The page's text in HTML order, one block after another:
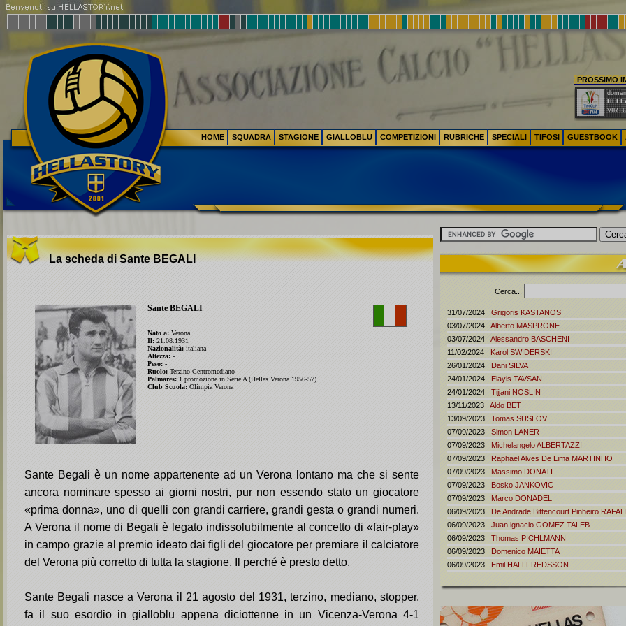
PROSSIMO
La scheda di SanteBEGALI
Sante BEGALI
Nato a: Verona
Il: 21.08.1931
Nazionalità: italiana
Altezza: -
Peso: -
Ruolo: Terzino-Centromediano
Palmares: 1 promozione in Serie A (Hellas Verona 1956-57)
Club Scuola: Olimpia Verona
Sante Begali è un nome appartenente ad un Verona lontano ma che si sente
ancora nominare spesso ai giorni nostri, pur non essendo stato un giocatore
«prima donna», uno di quelli con grandi carriere, grandi gesta o grandi numeri.
A Verona il nome di Begali è legato indissolubilmente al concetto di «fair-play»
in campo grazie al premio ideato dai figli del giocatore per premiare il calciatore
del Verona più corretto di tutta la stagione. Il perché è presto detto.
Sante Begali nasce a Verona il 21 agosto del 1931, terzino, mediano, stopper,
fa il suo esordio in gialloblu appena diciottenne in un Vicenza-Verona 4-1
Cerca...
31/07/2024 Grigoris KASTANOS
03/07/2024 Alberto MASPRONE
03/07/2024 Alessandro BASCHENI
11/02/2024 Karol SWIDERSKI
26/01/2024 Dani SILVA
24/01/2024 Elayis TAVSAN
24/01/2024 Tijjani NOSLIN
13/11/2023 Aldo BET
13/09/2023 Tomas SUSLOV
07/09/2023 Simon LANER
07/09/2023 MichelangeloALBERTAZZI
07/09/2023 Raphael Alves De Lima MARTINHO
07/09/2023 Massimo DONATI
07/09/2023 Bosko JANKOVIC
07/09/2023 Marco DONADEL
06/09/2023 De Andrade Bittencourt Pinheiro
06/09/2023 Juan ignacio GOMEZ TALEB
06/09/2023 Thomas PICHLMANN
06/09/2023 Domenico MAIETTA
06/09/2023 Emil HALLFREDSSON
HOME SQUADRA STAGIONE GIALLOBLU COMPETIZIONI RUBRICHE SPECIALI TIFOSI GUESTBOOK